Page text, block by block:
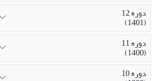
دوره 12
(1401)
دوره 11
(1400)
دوره 10